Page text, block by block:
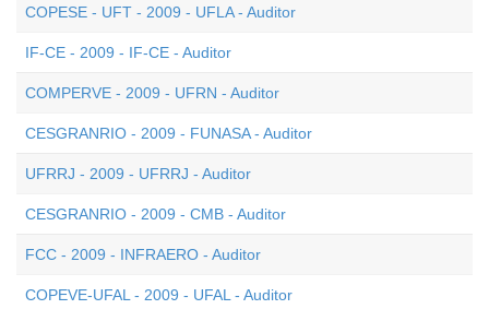
COPESE - UFT - 2009 - UFLA - Auditor
IF-CE - 2009 - IF-CE - Auditor
COMPERVE - 2009 - UFRN - Auditor
CESGRANRIO - 2009 - FUNASA - Auditor
UFRRJ - 2009 - UFRRJ - Auditor
CESGRANRIO - 2009 - CMB - Auditor
FCC - 2009 - INFRAERO - Auditor
COPEVE-UFAL - 2009 - UFAL - Auditor